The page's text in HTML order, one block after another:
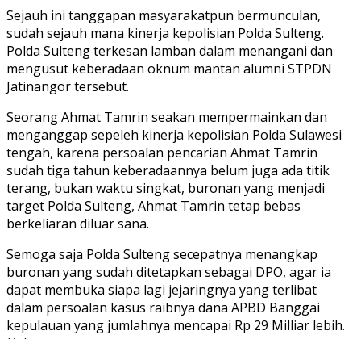
Sejauh ini tanggapan masyarakatpun bermunculan,
sudah sejauh mana kinerja kepolisian Polda Sulteng.
Polda Sulteng terkesan lamban dalam menangani dan
mengusut keberadaan oknum mantan alumni STPDN
Jatinangor tersebut.
Seorang Ahmat Tamrin seakan mempermainkan dan
menganggap sepeleh kinerja kepolisian Polda Sulawesi
tengah, karena persoalan pencarian Ahmat Tamrin
sudah tiga tahun keberadaannya belum juga ada titik
terang, bukan waktu singkat, buronan yang menjadi
target Polda Sulteng, Ahmat Tamrin tetap bebas
berkeliaran diluar sana.
Semoga saja Polda Sulteng secepatnya menangkap
buronan yang sudah ditetapkan sebagai DPO, agar ia
dapat membuka siapa lagi jejaringnya yang terlibat
dalam persoalan kasus raibnya dana APBD Banggai
kepulauan yang jumlahnya mencapai Rp 29 Milliar lebih.